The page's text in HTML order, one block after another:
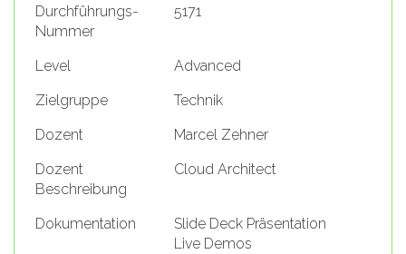
Durchführungs-
Nummer
5171
Level
Advanced
Zielgruppe
Technik
Dozent
Marcel Zehner
Dozent
Beschreibung
Cloud Architect
Dokumentation
Slide Deck Präsentation
Live Demos